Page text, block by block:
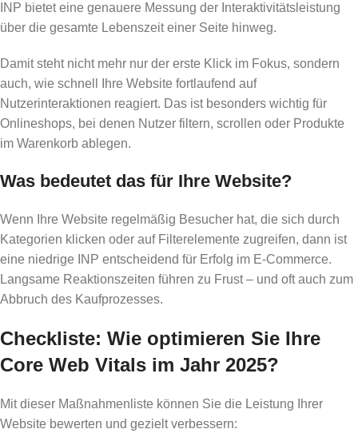
INP bietet eine genauere Messung der Interaktivitätsleistung
über die gesamte Lebenszeit einer Seite hinweg.
Damit steht nicht mehr nur der erste Klick im Fokus, sondern
auch, wie schnell Ihre Website fortlaufend auf
Nutzerinteraktionen reagiert. Das ist besonders wichtig für
Onlineshops, bei denen Nutzer filtern, scrollen oder Produkte
im Warenkorb ablegen.
Was bedeutet das für Ihre Website?
Wenn Ihre Website regelmäßig Besucher hat, die sich durch
Kategorien klicken oder auf Filterelemente zugreifen, dann ist
eine niedrige INP entscheidend für Erfolg im E-Commerce.
Langsame Reaktionszeiten führen zu Frust – und oft auch zum
Abbruch des Kaufprozesses.
Checkliste: Wie optimieren Sie Ihre
Core Web Vitals im Jahr 2025?
Mit dieser Maßnahmenliste können Sie die Leistung Ihrer
Website bewerten und gezielt verbessern: